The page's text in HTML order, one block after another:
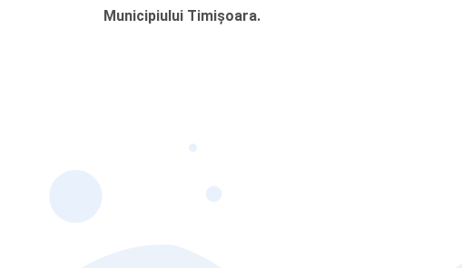
Municipiului Timișoara.